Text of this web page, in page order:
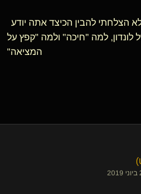
הצלחתי להבין הכיצד אתה יודע
למה "חיכה" ולמה "קפץ על
המציאה"